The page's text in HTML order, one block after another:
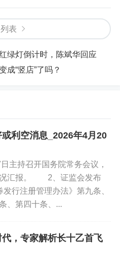
表
绿灯倒计时，陈斌华回应
成“竖店”了吗？
利空消息_2026年4月20
主持召开国务院常务会议，
况汇报。 2、证监会发布
发行注册管理办法》第九条、
、第四十条、...
，专家解析长十乙首飞